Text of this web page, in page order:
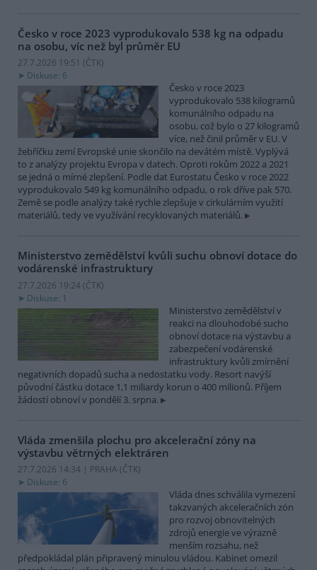
Česko v roce 2023 vyprodukovalo 538 kg na odpadu
na osobu, víc než byl průměr EU
27.7.2026 19:51 (ČTK)
Diskuse: 6
Česko v roce 2023
vyprodukovalo 538 kilogramů
komunálního odpadu na
osobu, což bylo o 27 kilogramů
více, než činil průměr v EU. V
žebříčku zemí Evropské unie skončilo na devátém místě. Vyplývá
to z analýzy projektu Evropa v datech. Oproti rokům 2022 a 2021
se jedná o mírné zlepšení. Podle dat Eurostatu Česko v roce 2022
vyprodukovalo 549 kg komunálního odpadu, o rok dříve pak 570.
Země se podle analýzy také rychle zlepšuje v cirkulárním využití
materiálů, tedy ve využívání recyklovaných materiálů.
Ministerstvo zemědělství kvůli suchu obnoví dotace do
vodárenské infrastruktury
27.7.2026 19:24 (ČTK)
Diskuse: 1
Ministerstvo zemědělství v
reakci na dlouhodobé sucho
obnoví dotace na výstavbu a
zabezpečení vodárenské
infrastruktury kvůli zmírnění
negativních dopadů sucha a nedostatku vody. Resort navýší
původní částku dotace 1,1 miliardy korun o 400 milionů. Příjem
žádostí obnoví v pondělí 3. srpna.
Vláda zmenšila plochu pro akcelerační zóny na
výstavbu větrných elektráren
27.7.2026 14:34 | PRAHA (ČTK)
Diskuse: 6
Vláda dnes schválila vymezení
takzvaných akceleračních zón
pro rozvoj obnovitelných
zdrojů energie ve výrazně
menším rozsahu, než
předpokládal plán připravený minulou vládou. Kabinet omezil